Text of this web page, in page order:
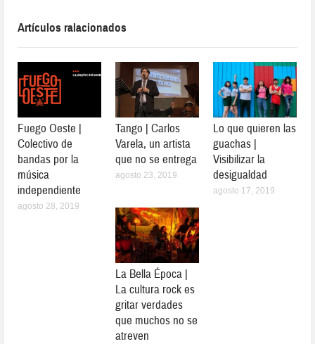
Artículos ralacionados
Fuego Oeste |
Colectivo de
bandas por la
música
independiente
agosto 28, 2019
Tango | Carlos
Varela, un artista
que no se entrega
agosto 23, 2019
Lo que quieren las
guachas |
Visibilizar la
desigualdad
agosto 17, 2019
La Bella Época |
La cultura rock es
gritar verdades
que muchos no se
atreven